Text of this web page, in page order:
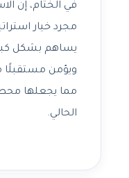
في الختام، إن
مجرد خيار
يساهم بشكل
ويؤمن مستقبلًا
مما يجعلها
الحالي.